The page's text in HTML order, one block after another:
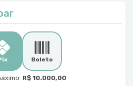
Boleto
R$ 10.000,00